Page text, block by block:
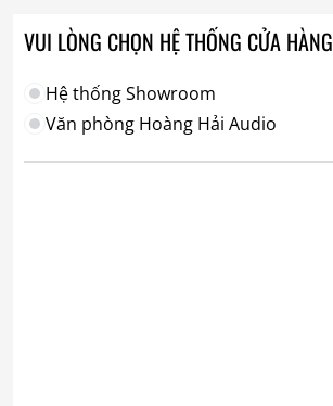
VUI LÒNG CHỌN HỆ THỐNG CỬA HÀNG
Hệ thống Showroom
Văn phòng Hoàng Hải Audio